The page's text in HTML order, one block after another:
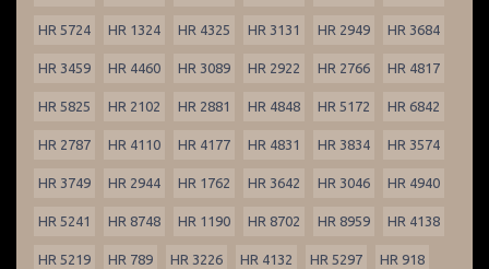
HR 5724 HR 1324 HR 4325 HR 3131 HR 2949 HR 3684
HR 3459 HR 4460 HR 3089 HR 2922 HR 2766 HR 4817
HR 5825 HR 2102 HR 2881 HR 4848 HR 5172 HR 6842
HR 2787 HR 4110 HR 4177 HR 4831 HR 3834 HR 3574
HR 3749 HR 2944 HR 1762 HR 3642 HR 3046 HR 4940
HR 5241 HR 8748 HR 1190 HR 8702 HR 8959 HR 4138
HR 5219 HR 789 HR 3226 HR 4132 HR 5297 HR 918